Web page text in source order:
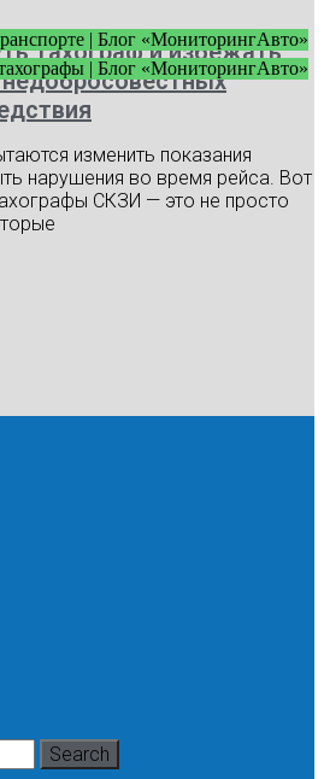
| Блог «МониторингАвто»
| Блог «МониторингАвто»
тахограф и избежать
изменить показания
нарушения во время рейса. Вот
СКЗИ — это не просто
Search